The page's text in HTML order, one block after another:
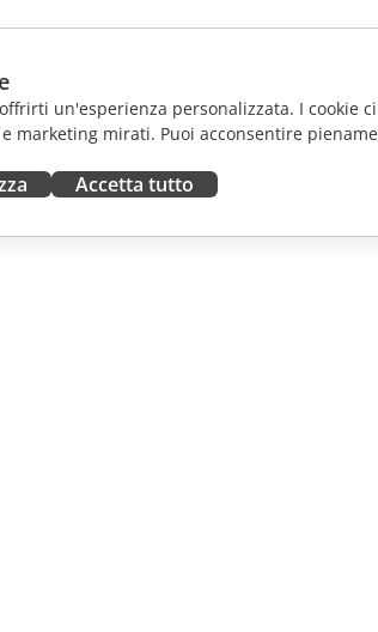
un'esperienza personalizzata. I cookie
marketing mirati. Puoi acconsentire
Accetta tutto